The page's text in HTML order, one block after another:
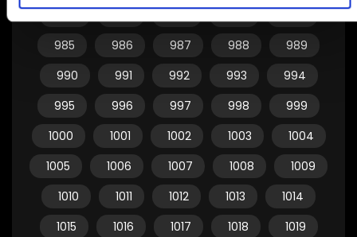
985
986 987 988
989
990
991 992 993
994
995
996 997 998
999
1000
1001 1002 1003
1004
1005
1006 1007 1008
1009
1010
1011 1012 1013
1014
1015
1016 1017 1018
1019